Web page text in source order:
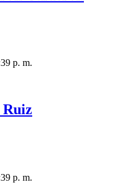
p. m.
p. m.